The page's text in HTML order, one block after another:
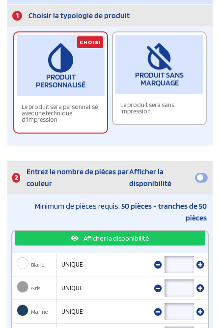
1 Choisir la typologie de produit
PRODUIT
PERSONNALISÉ
Le produit sera personnalisé
avec une technique
d'impression
CHOISI
PRODUIT SANS
MARQUAGE
Le produit sera sans
impression.
2
Entrez le nombre de pièces par
couleur
Afficher la
disponibilité
Minimum de pièces requis: 50 pièces - tranches de 50
pièces
Afficher la disponibilité
Blanc UNIQUE
Gris UNIQUE
Marine UNIQUE